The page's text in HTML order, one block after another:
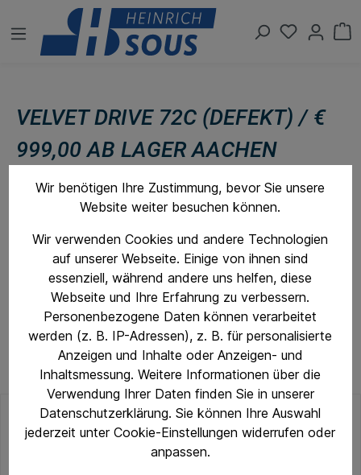
VELVET DRIVE 72C (DEFEKT) / €
999,00 AB LAGER AACHEN
999,00 €*
inkl. MwSt.
Preise inkl. MwSt. zzgl.
Wir benötigen Ihre Zustimmung, bevor Sie unsere
Website weiter besuchen können.
Wir verwenden Cookies und andere Technologien
auf unserer Webseite. Einige von ihnen sind
essenziell, während andere uns helfen, diese
Webseite und Ihre Erfahrung zu verbessern.
Personenbezogene Daten können verarbeitet
werden (z. B. IP-Adressen), z. B. für personalisierte
Anzeigen und Inhalte oder Anzeigen- und
Inhaltsmessung. Weitere Informationen über die
Verwendung Ihrer Daten finden Sie in unserer
Datenschutzerklärung. Sie können Ihre Auswahl
jederzeit unter Cookie-Einstellungen widerrufen oder
anpassen.